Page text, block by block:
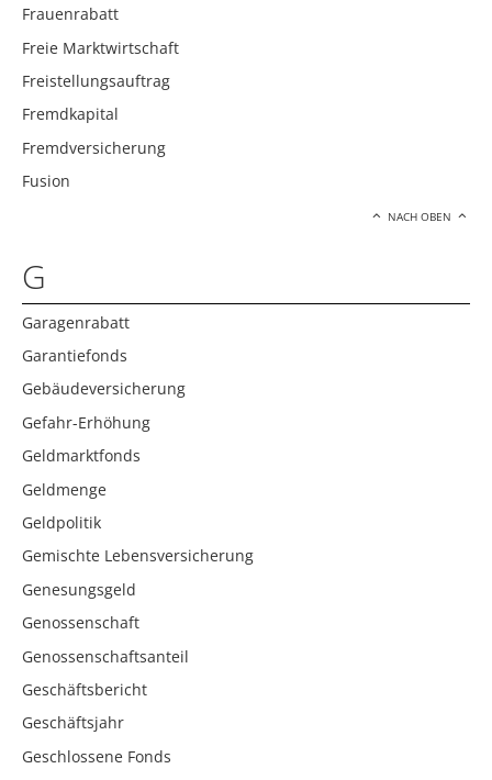
Frauenrabatt
Freie Marktwirtschaft
Freistellungsauftrag
Fremdkapital
Fremdversicherung
Fusion
NACH OBEN
G
Garagenrabatt
Garantiefonds
Gebäudeversicherung
Gefahr-Erhöhung
Geldmarktfonds
Geldmenge
Geldpolitik
Gemischte Lebensversicherung
Genesungsgeld
Genossenschaft
Genossenschaftsanteil
Geschäftsbericht
Geschäftsjahr
Geschlossene Fonds